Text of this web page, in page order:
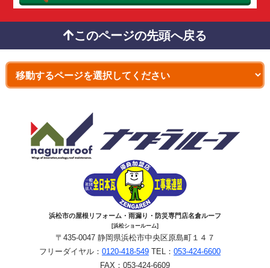
このページの先頭へ戻る
浜松市の屋根リフォーム・雨漏り・防災専門店名倉ルーフ
[浜松ショールーム]
〒435-0047 静岡県浜松市中央区原島町１４７
フリーダイヤル： 0120-418-549 TEL： 053-424-6600
FAX：053-424-6609